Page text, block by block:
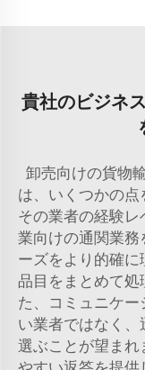
貴社のビジネ
卸売向けの貨物
は、いくつかの点
その業者の経験
業向けの通関業
ーズをより的確
品目をまとめて
た、コミュニケ
い業者ではなく
選ぶことが望まれ